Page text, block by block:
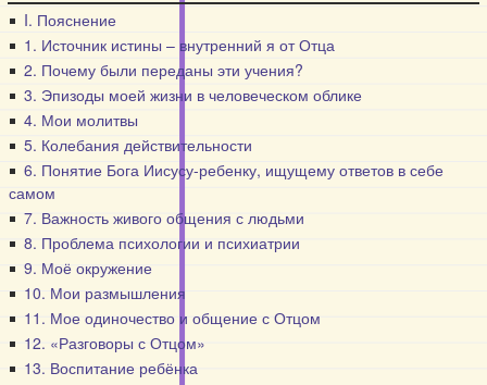
I. Пояснение
1. Источник истины – внутренний я от Отца
2. Почему были переданы эти учения?
3. Эпизоды моей жизни в человеческом облике
4. Мои молитвы
5. Колебания действительности
6. Понятие Бога Иисусу-ребенку, ищущему ответов в себе
самом
7. Важность живого общения с людьми
8. Проблема психологии и психиатрии
9. Моё окружение
10. Мои размышления
11. Мое одиночество и общение с Отцом
12. «Разговоры с Отцом»
13. Воспитание ребёнка